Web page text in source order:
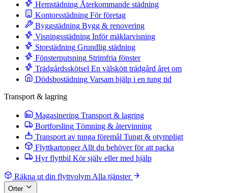
Hemstädning Återkommande städning
Kontorsstädning För företag
Byggstädning Bygg & renovering
Visningsstädning Inför mäklarvisning
Storstädning Grundlig städning
Fönsterputsning Strimfria fönster
Trädgårdsskötsel En välskött trädgård året om
Dödsbostädning Varsam hjälp i en tung tid
Transport & lagring
Magasinering Transport & lagring
Bortforsling Tömning & återvinning
Transport av tunga föremål Tungt & otympligt
Flyttkartonger Allt du behöver för att packa
Hyr flyttbil Kör själv eller med hjälp
Räkna ut din flyttvolym Alla tjänster
Orter